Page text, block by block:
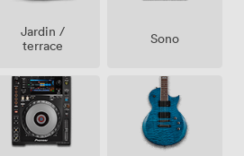
Jardin /
terrace
Sono